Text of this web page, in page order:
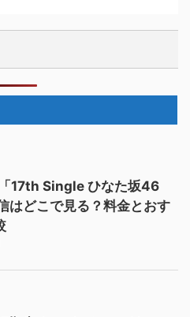
17th Single ひなた坂46
はどこで見る？料金とおす